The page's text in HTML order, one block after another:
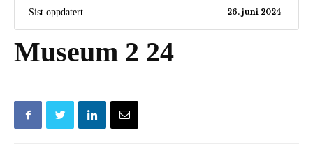
Sist oppdatert 26. juni 2024
Museum 2 24